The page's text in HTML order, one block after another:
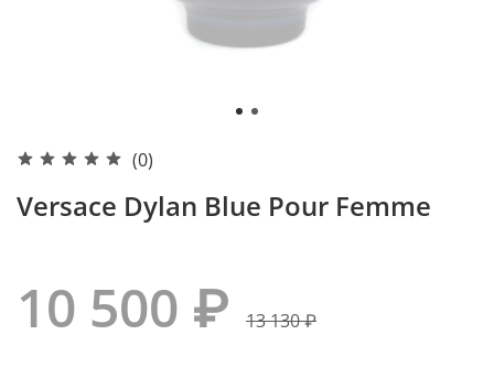
(0)
Versace Dylan Blue Pour Femme
10 500 ₽ 13 130 ₽